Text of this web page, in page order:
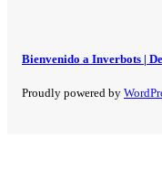
Bienvenido a Inverbots |
Proudly powered by